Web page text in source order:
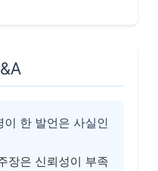
이 한 발언은 사실인
장은 신뢰성이 부족